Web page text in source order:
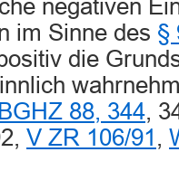
negativen
im Sinne des §
die
BGHZ 88, 344,
V ZR 106/91 ,